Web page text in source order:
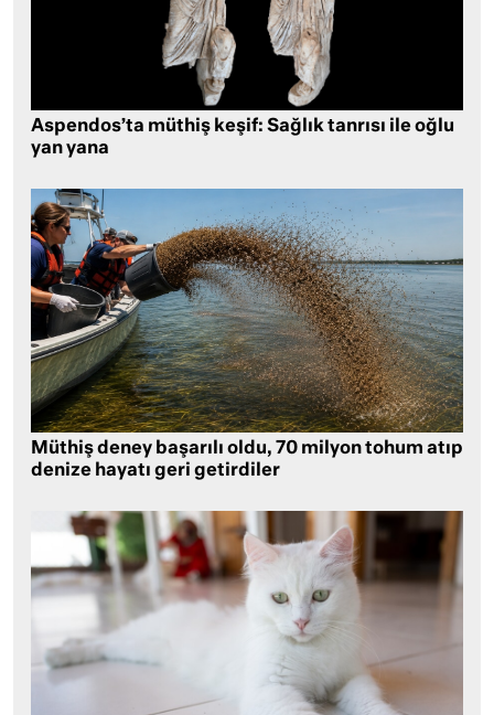
Aspendos’ta müthiş keşif: Sağlık tanrısı ile oğlu
yan yana
Müthiş deney başarılı oldu, 70 milyon tohum atıp
denize hayatı geri getirdiler